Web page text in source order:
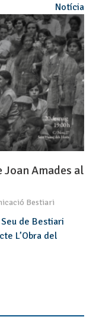
Notícia
Joan Amades al
Bestiari
de Bestiari
L’Obra del